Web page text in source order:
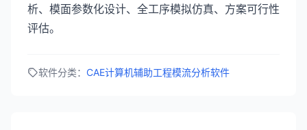
析、模面参数化设计、全工序模拟仿真、方案可行性
评估。
软件分类： CAE计算机辅助工程模流分析软件